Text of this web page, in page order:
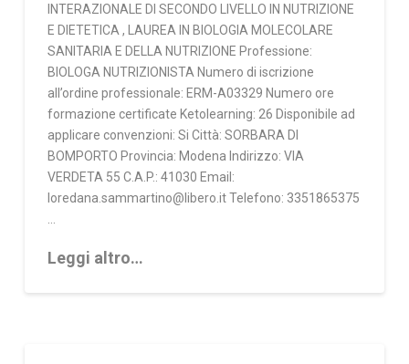
INTERAZIONALE DI SECONDO LIVELLO IN NUTRIZIONE
E DIETETICA , LAUREA IN BIOLOGIA MOLECOLARE
SANITARIA E DELLA NUTRIZIONE Professione:
BIOLOGA NUTRIZIONISTA Numero di iscrizione
all’ordine professionale: ERM-A03329 Numero ore
formazione certificate Ketolearning: 26 Disponibile ad
applicare convenzioni: Si Città: SORBARA DI
BOMPORTO Provincia: Modena Indirizzo: VIA
VERDETA 55 C.A.P.: 41030 Email:
loredana.sammartino@libero.it Telefono: 3351865375
Leggi altro…